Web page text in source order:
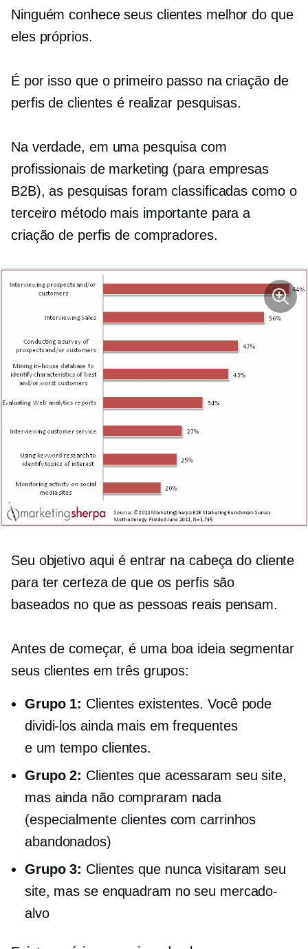
Ninguém conhece seus clientes melhor do que
eles próprios.
É por isso que o primeiro passo na criação de
perfis de clientes é realizar pesquisas.
Na verdade, em uma pesquisa com
profissionais de marketing (para empresas
B2B), as pesquisas foram classificadas como o
terceiro método mais importante para a
criação de perfis de compradores.
Seu objetivo aqui é entrar na cabeça do cliente
para ter certeza de que os perfis são
baseados no que as pessoas reais pensam.
Antes de começar, é uma boa ideia segmentar
seus clientes em três grupos:
Grupo 1: Clientes existentes. Você pode
dividi-los ainda mais em frequentes
e um tempo clientes.
Grupo 2: Clientes que acessaram seu site,
mas ainda não compraram nada
(especialmente clientes com carrinhos
abandonados)
Grupo 3: Clientes que nunca visitaram seu
site, mas se enquadram no seu mercado-
alvo